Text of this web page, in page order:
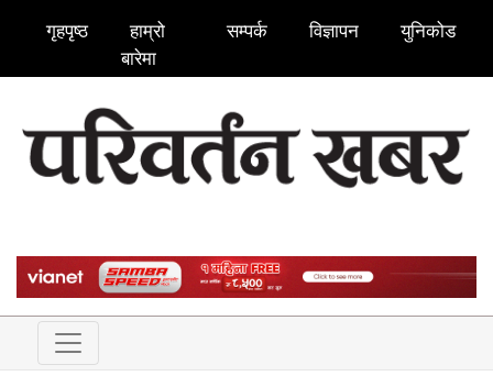
गृहपृष्ठ
हाम्रो
बारेमा
सम्पर्क विज्ञापन युनिकोड